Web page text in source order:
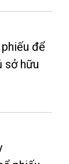
để
sở hữu